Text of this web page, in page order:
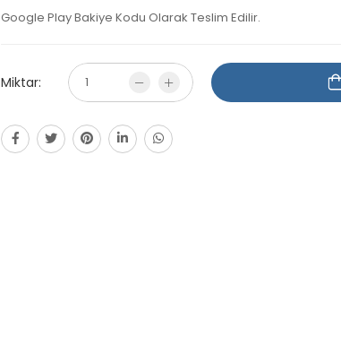
Google Play Bakiye Kodu Olarak Teslim Edilir.
Miktar: